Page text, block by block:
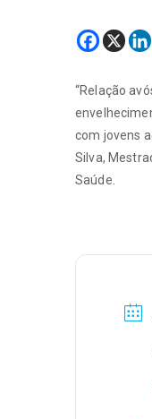
“Relação
com jovens
Silva,
Saúde.